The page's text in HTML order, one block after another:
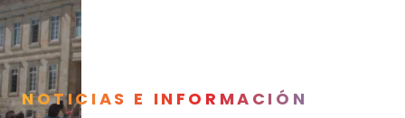
NOTICIAS E INFORMACIÓN